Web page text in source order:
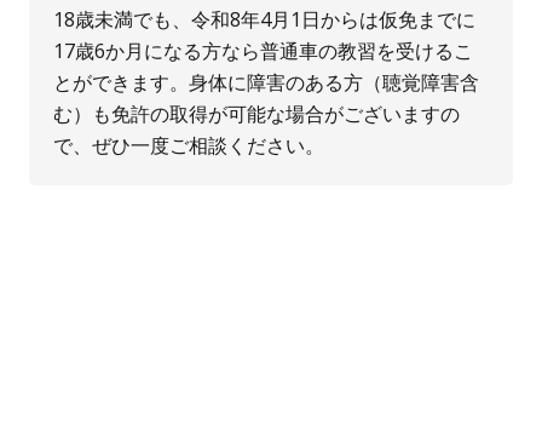
18歳未満でも、令和8年4月1日からは仮免までに
17歳6か月になる方なら普通車の教習を受けるこ
とができます。身体に障害のある方（聴覚障害含
む）も免許の取得が可能な場合がございますの
で、ぜひ一度ご相談ください。